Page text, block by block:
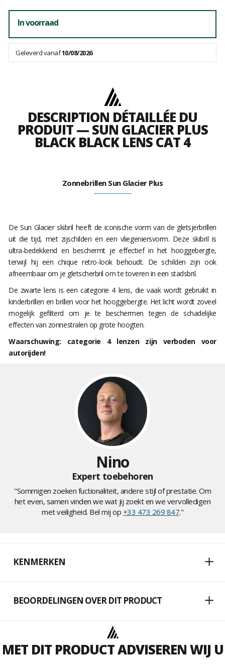
In voorraad
Geleverd vanaf10/08/2026
DESCRIPTION DÉTAILLÉE DU
PRODUIT — SUN GLACIER PLUS
BLACK BLACK LENS CAT 4
Zonnebrillen Sun Glacier Plus
De Sun Glacier skibril heeft de iconische vorm van de gletsjerbrillen
uit die tijd, met zijschilden en een vliegeniersvorm. Deze skibril is
ultra-bedekkend en beschermt je effectief in het hooggebergte,
terwijl hij een chique retro-look behoudt. De schilden zijn ook
afneembaar om je gletscherbril om te toveren in een stadsbril.
De zwarte lens is een categorie 4 lens, die vaak wordt gebruikt in
kinderbrillen en brillen voor het hooggebergte. Het licht wordt zoveel
mogelijk gefilterd om je te beschermen tegen de schadelijke
effecten van zonnestralen op grote hoogten.
Waarschuwing: categorie 4 lenzen zijn verboden voor
autorijden!
Nino
Expert toebehoren
"Sommigen zoeken fuctionaliteit, andere stijl of prestatie. Om
het even, samen vinden we wat jij zoekt en we vervolledigen
met veiligheid. Bel mij op +33 473 269 847."
KENMERKEN
BEOORDELINGEN OVER DIT PRODUCT
MET DIT PRODUCT ADVISEREN WIJ U